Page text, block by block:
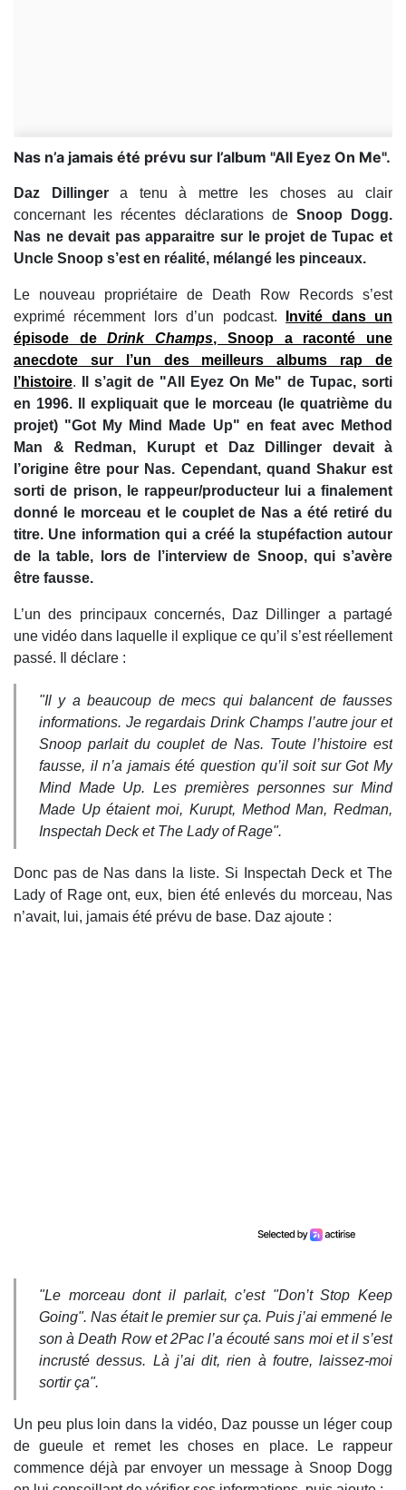
Nas n’a jamais été prévu sur l’album "All Eyez On Me".
Daz Dillingera tenu à mettre les choses au clair
concernant les récentes déclarations de Snoop Dogg.
Nas ne devait pas apparaitre sur le projet de Tupac et
Uncle Snoop s’est en réalité, mélangé les pinceaux.
Le nouveau propriétaire de Death Row Records s’est
exprimé récemment lors d’un podcast.
Invité dans un
épisode deDrink Champs, Snoop a raconté une
anecdote sur l’un des meilleurs albums rap de
l’histoire.
Il s’agit de "All Eyez On Me" de Tupac, sorti
en 1996. Il expliquait que le morceau (le quatrième du
projet) "Got My Mind Made Up" en feat avec Method
Man & Redman, Kurupt et Daz Dillinger devait à
l’origine être pour Nas. Cependant, quand Shakur est
sorti de prison, le rappeur/producteur lui a finalement
donné le morceau et le couplet de Nas a été retiré du
titre. Une information qui a créé la stupéfaction autour
de la table, lors de l’interview de Snoop, qui s’avère
être fausse.
L’un des principaux concernés, Daz Dillinger a partagé
une vidéo dans laquelle il explique ce qu’il s’est réellement
passé. Il déclare :
"Il y a beaucoup de mecs qui balancent de fausses
informations. Je regardais Drink Champs l’autre jour et
Snoop parlait du couplet de Nas. Toute l’histoire est
fausse, il n’a jamais été question qu’il soit sur Got My
Mind Made Up. Les premières personnes sur Mind
Made Up étaient moi, Kurupt, Method Man, Redman,
Inspectah Deck et The Lady of Rage".
Donc pas de Nas dans la liste. Si Inspectah Deck et The
Lady of Rage ont, eux, bien été enlevés du morceau, Nas
n’avait, lui, jamais été prévu de base. Daz ajoute :
"Le morceau dont il parlait, c’est "Don’t Stop Keep
Going". Nas était le premier sur ça. Puis j’ai emmené le
son à Death Row et 2Pac l’a écouté sans moi et il s’est
incrusté dessus. Là j’ai dit, rien à foutre, laissez-moi
sortir ça".
Un peu plus loin dans la vidéo, Daz pousse un léger coup
de gueule et remet les choses en place. Le rappeur
commence déjà par envoyer un message à Snoop Dogg